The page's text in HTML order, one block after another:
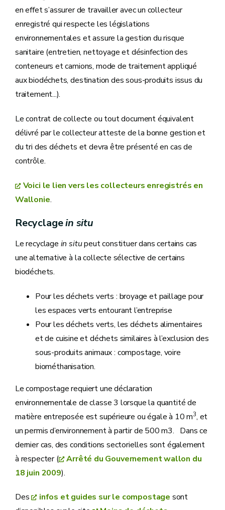
en effet s’assurer de travailler avec un collecteur
enregistré qui respecte les législations
environnementales et assure la gestion du risque
sanitaire (entretien, nettoyage et désinfection des
conteneurs et camions, mode de traitement appliqué
aux biodéchets, destination des sous-produits issus du
traitement...).
Le contrat de collecte ou tout document équivalent
délivré par le collecteur atteste de la bonne gestion et
du tri des déchets et devra être présenté en cas de
contrôle.
Voici le lien vers les collecteurs enregistrés en
Wallonie.
Recyclagein situ
Le recyclage in situpeut constituer dans certains cas
une alternative à la collecte sélective de certains
biodéchets.
Pour les déchets verts : broyage et paillage pour
les espaces verts entourant l’entreprise
Pour les déchets verts, les déchets alimentaires
et de cuisine et déchets similaires à l’exclusion des
sous-produits animaux : compostage, voire
biométhanisation.
Le compostage requiert une déclaration
environnementale de classe 3 lorsque la quantité de
matière entreposée est supérieure ou égale à 10 m3, et
un permis d’environnement à partir de 500 m3. Dans ce
dernier cas, des conditions sectorielles sont également
à respecter (
Arrêté du Gouvernement wallon du
18 juin 2009).
Des infos et guides sur le compostage sont